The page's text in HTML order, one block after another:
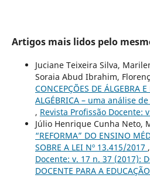
Artigos mais lidos pelo
Juciane Teixeira Silva,
Soraia Abud Ibrahim,
CONCEPÇÕES DE ÁLGEBRA
ALGÉBRICA – uma análise
, Revista Profissão Docente:
Júlio Henrique Cunha Neto,
“REFORMA” DO ENSINO
SOBRE A LEI Nº 13.415/2017 ,
Docente: v. 17 n. 37 (2017):
DOCENTE PARA A